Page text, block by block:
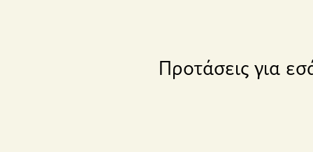
Προτάσεις για